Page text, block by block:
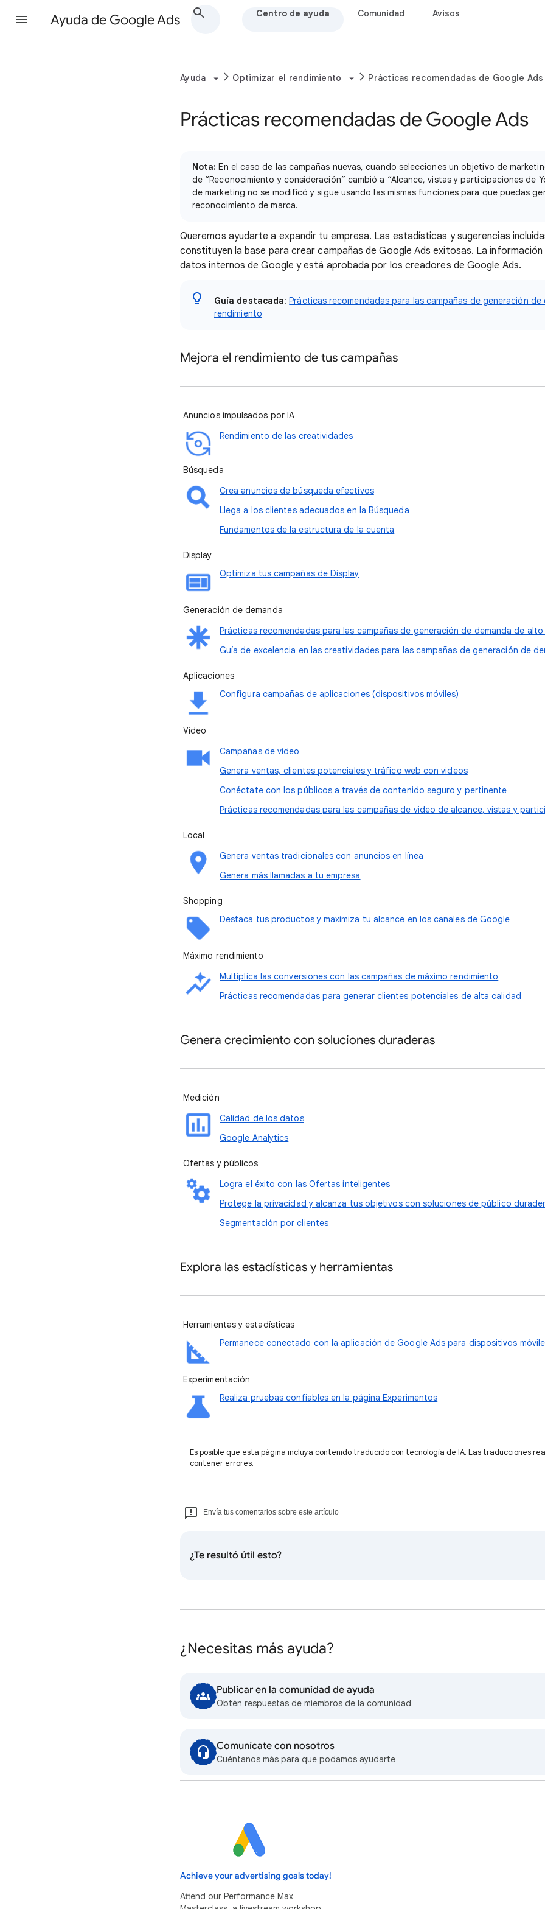
Ayuda de Google Ads Centro de ayuda Comunidad Avisos
Ayuda Optimizar el rendimiento Prácticas recomendadas de Google Ads
Prácticas recomendadas de Google Ads
Nota:En el caso de las campañas nuevas, cuando selecciones un objetivo de
de “Reconocimiento y consideración” cambió a “Alcance, vistas y participaciones de
de marketing no se modificó y sigue usando las mismas funciones para que puedas
reconocimiento de marca.
Queremos ayudarte a expandir tu empresa. Las estadísticas y sugerencias
constituyen la base para crear campañas de Google Ads exitosas. La
datos internos de Google y está aprobada por los creadores de Google Ads.
Guía destacada:Prácticas recomendadas para las campañas de generación de
rendimiento
Mejora el rendimiento de tus campañas
Anuncios impulsados por IA
Rendimiento de las creatividades
Búsqueda
Crea anuncios de búsqueda efectivos
Llega a los clientes adecuados en la Búsqueda
Fundamentos de la estructura de la cuenta
Display
Optimiza tus campañas de Display
Generación de demanda
Prácticas recomendadas para las campañas de generación de demanda de
Guía de excelencia en las creatividades para las campañas de generación de
Aplicaciones
Configura campañas de aplicaciones (dispositivos móviles)
Video
Campañas de video
Genera ventas, clientes potenciales y tráfico web con videos
Conéctate con los públicos a través de contenido seguro y pertinente
Prácticas recomendadas para las campañas de video de alcance, vistas y
Local
Genera ventas tradicionales con anuncios en línea
Genera más llamadas a tu empresa
Shopping
Destaca tus productos y maximiza tu alcance en los canales de Google
Máximo rendimiento
Multiplica las conversiones con las campañas de máximo rendimiento
Prácticas recomendadas para generar clientes potenciales de alta calidad
Genera crecimiento con soluciones duraderas
Medición
Calidad de los datos
Google Analytics
Ofertas y públicos
Logra el éxito con las Ofertas inteligentes
Protege la privacidad y alcanza tus objetivos con soluciones de público
Segmentación por clientes
Explora las estadísticas y herramientas
Herramientas y estadísticas
Permanece conectado con la aplicación de Google Ads para dispositivos
Experimentación
Realiza pruebas confiables en la página Experimentos
Es posible que esta página incluya contenido traducido con tecnología de IA. Las traducciones
contener errores.
Envía tus comentarios sobre este artículo
¿Te resultó útil esto?
¿Necesitas más ayuda?
Publicar en la comunidad de ayuda
Obtén respuestas de miembros de la comunidad
Comunícate con nosotros
Cuéntanos más para que podamos ayudarte
Achieve your advertising goals today!
Attend our Performance Max